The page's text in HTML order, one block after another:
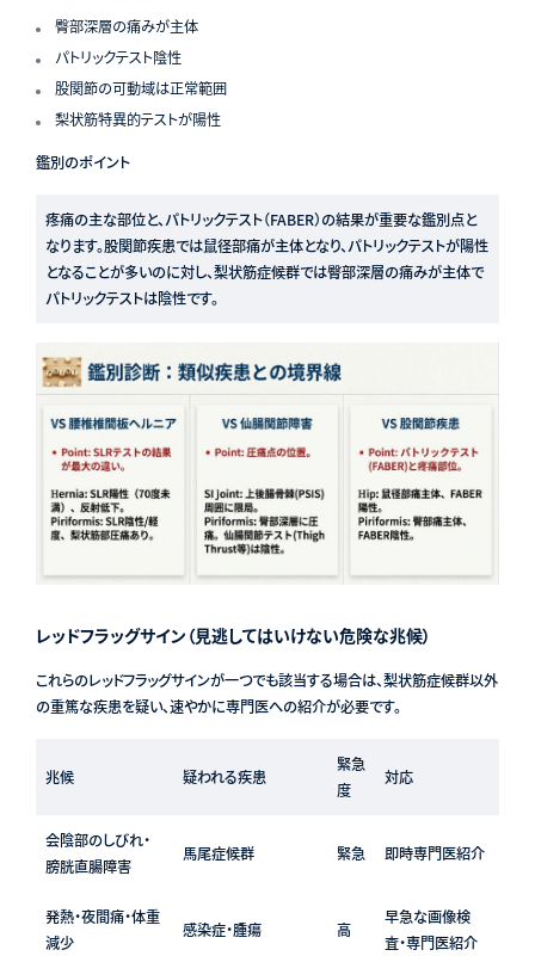
臀部深層の痛みが主体
パトリックテスト陰性
股関節の可動域は正常範囲
梨状筋特異的テストが陽性
鑑別のポイント
疼痛の主な部位と、パトリックテスト（FABER）の結果が重要な鑑別点と
なります。股関節疾患では鼠径部痛が主体となり、パトリックテストが陽性
となることが多いのに対し、梨状筋症候群では臀部深層の痛みが主体で
パトリックテストは陰性です。
レッドフラッグサイン（見逃してはいけない危険な兆候）
これらのレッドフラッグサインが一つでも該当する場合は、梨状筋症候群以外
の重篤な疾患を疑い、速やかに専門医への紹介が必要です。
兆候 疑われる疾患
緊急
度
対応
会陰部のしびれ・
膀胱直腸障害
馬尾症候群 緊急 即時専門医紹介
発熱・夜間痛・体重
減少
感染症・腫瘍 高
早急な画像検
査・専門医紹介